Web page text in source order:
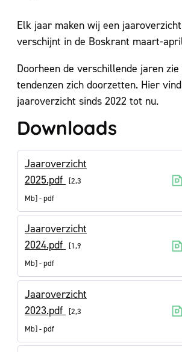
Elk jaar maken wij een
verschijnt in de Boskrant maart-
Doorheen de verschillende jaren zie
tendenzen zich doorzetten. Hier
jaaroverzicht sinds 2022 tot nu.
Downloads
Jaaroverzicht
2025.pdf
2,3
Mb
pdf
Jaaroverzicht
2024.pdf
1,9
Mb
pdf
Jaaroverzicht
2023.pdf
2,3
Mb
pdf